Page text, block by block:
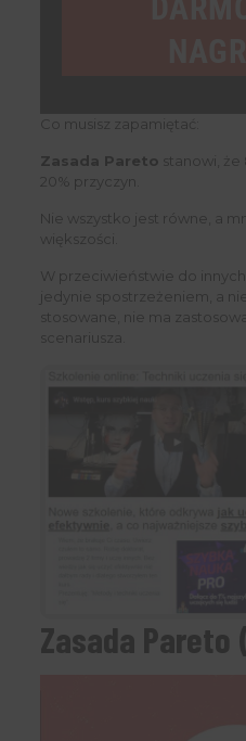
Co musisz zapamiętać:
Zasada Pareto stanowi,
20% przyczyn.
​​Nie wszystko jest równe, a
większości.
W przeciwieństwie do innych
jedynie spostrzeżeniem, a
stosowane, nie ma
scenariusza.
Zasada Pareto